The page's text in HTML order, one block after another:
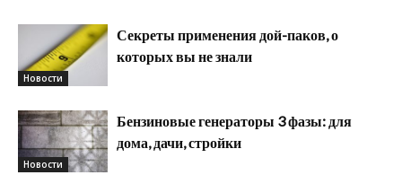
Новости
Секреты применения дой-паков, о
которых вы не знали
Новости
Бензиновые генераторы 3 фазы: для
дома, дачи, стройки